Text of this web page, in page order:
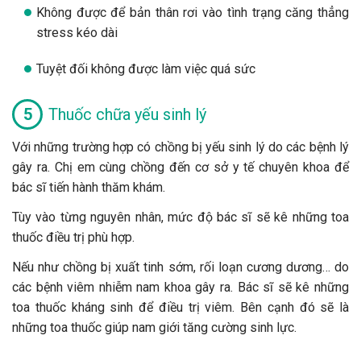
Không được để bản thân rơi vào tình trạng căng thẳng
stress kéo dài
Tuyệt đối không được làm việc quá sức
Thuốc chữa yếu sinh lý
Với những trường hợp có chồng bị yếu sinh lý do các bệnh lý
gây ra. Chị em cùng chồng đến cơ sở y tế chuyên khoa để
bác sĩ tiến hành thăm khám.
Tùy vào từng nguyên nhân, mức độ bác sĩ sẽ kê những toa
thuốc điều trị phù hợp.
Nếu như chồng bị xuất tinh sớm, rối loạn cương dương… do
các bệnh viêm nhiễm nam khoa gây ra. Bác sĩ sẽ kê những
toa thuốc kháng sinh để điều trị viêm. Bên cạnh đó sẽ là
những toa thuốc giúp nam giới tăng cường sinh lực.